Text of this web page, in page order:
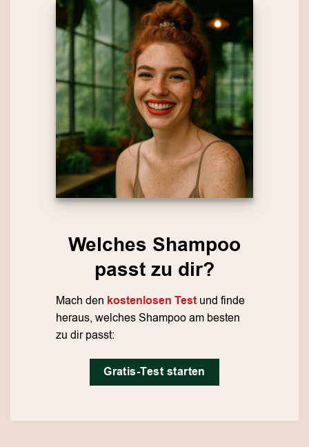
Welches Shampoo
passt zu dir?
Mach den kostenlosen Testund finde
heraus, welches Shampoo am besten
zu dir passt:
Gratis-Test starten